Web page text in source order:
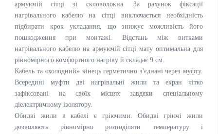
армуючій сітці зі скловолокна. За рахунок фіксації
нагрівального кабелю на сітці виключається необхідність
підбирати крок укладання, що знижує можливість його
пошкодження при монтажі. Відстань між витками
нагрівального кабелю на армуючій сітці мату оптимальна для
рівномірного комфортного нагріву й складає 9 см.
Кабель та «холодний» кінець герметично з'єднані через муфту.
Всередині муфти дві нагрівальні жили та екран чітко
зафіксовані на своїх місцях завдяки спеціальному
діелектричному ізолятору.
Обидві жили в кабелі є гріючими. Обидві гріючі жили
дозволяють рівномірно розподіляти температуру і